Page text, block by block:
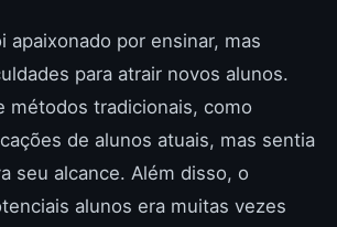
apaixonado por ensinar, mas
para atrair novos alunos.
métodos tradicionais, como
de alunos atuais, mas sentia
seu alcance. Além disso, o
alunos era muitas vezes